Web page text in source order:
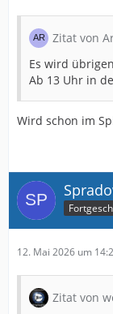
Zitat von
Es wird
Ab 13 Uhr in
Wird schon im
12. Mai 2026 um
Zitat von